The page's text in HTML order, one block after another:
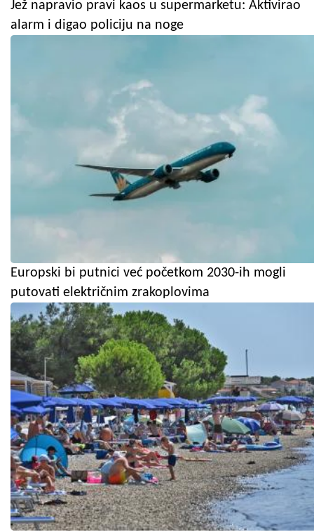
Jež napravio pravi kaos u supermarketu: Aktivirao
alarm i digao policiju na noge
Europski bi putnici već početkom 2030-ih mogli
putovati električnim zrakoplovima